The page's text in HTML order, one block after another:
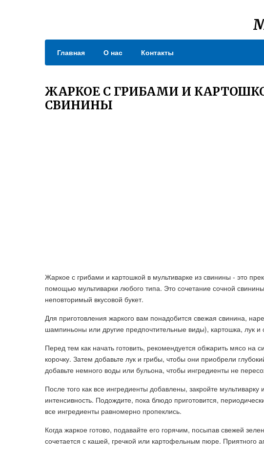
Главная О нас Контакты
ЖАРКОЕ С ГРИБАМИ И
СВИНИНЫ
Жаркое с грибами и картошкой в мультиварке из свинины - это
помощью мультиварки любого типа. Это сочетание сочной
неповторимый вкусовой букет.
Для приготовления жаркого вам понадобится свежая свинина,
шампиньоны или другие предпочтительные виды), картошка, лук и
Перед тем как начать готовить, рекомендуется обжарить мясо на
корочку. Затем добавьте лук и грибы, чтобы они приобрели
добавьте немного воды или бульона, чтобы ингредиенты не
После того как все ингредиенты добавлены, закройте
интенсивность. Подождите, пока блюдо приготовится,
все ингредиенты равномерно пропеклись.
Когда жаркое готово, подавайте его горячим, посыпав свежей
сочетается с кашей, гречкой или картофельным пюре. Приятного